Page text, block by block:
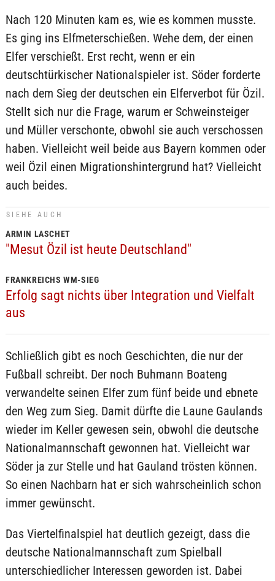
Nach 120 Minuten kam es, wie es kommen musste.
Es ging ins Elfmeterschießen. Wehe dem, der einen
Elfer verschießt. Erst recht, wenn er ein
deutschtürkischer Nationalspieler ist. Söder forderte
nach dem Sieg der deutschen ein Elferverbot für Özil.
Stellt sich nur die Frage, warum er Schweinsteiger
und Müller verschonte, obwohl sie auch verschossen
haben. Vielleicht weil beide aus Bayern kommen oder
weil Özil einen Migrationshintergrund hat? Vielleicht
auch beides.
SIEHE AUCH
ARMIN LASCHET
"Mesut Özil ist heute Deutschland"
FRANKREICHS WM-SIEG
Erfolg sagt nichts über Integration und Vielfalt
aus
Schließlich gibt es noch Geschichten, die nur der
Fußball schreibt. Der noch Buhmann Boateng
verwandelte seinen Elfer zum fünf beide und ebnete
den Weg zum Sieg. Damit dürfte die Laune Gaulands
wieder im Keller gewesen sein, obwohl die deutsche
Nationalmannschaft gewonnen hat. Vielleicht war
Söder ja zur Stelle und hat Gauland trösten können.
So einen Nachbarn hat er sich wahrscheinlich schon
immer gewünscht.
Das Viertelfinalspiel hat deutlich gezeigt, dass die
deutsche Nationalmannschaft zum Spielball
unterschiedlicher Interessen geworden ist. Dabei